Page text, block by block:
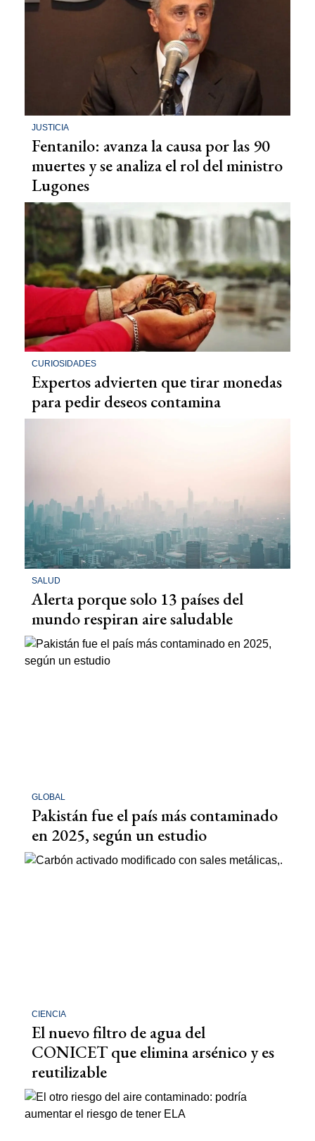
JUSTICIA
Fentanilo: avanza la causa por las 90
muertes y se analiza el rol del ministro
Lugones
CURIOSIDADES
Expertos advierten que tirar monedas
para pedir deseos contamina
SALUD
Alerta porque solo 13 países del
mundo respiran aire saludable
GLOBAL
Pakistán fue el país más contaminado
en 2025, según un estudio
CIENCIA
El nuevo filtro de agua del
CONICET que elimina arsénico y es
reutilizable